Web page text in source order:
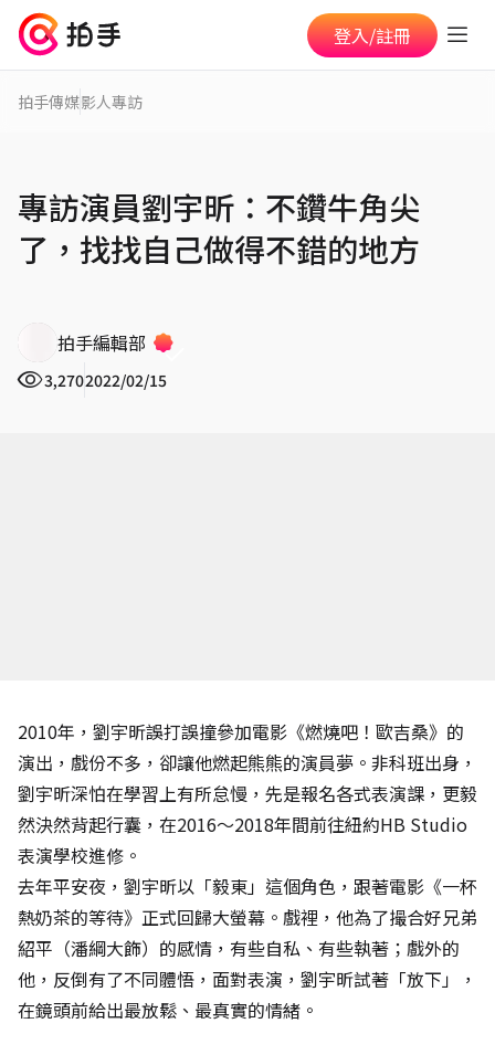
登入/註冊
拍手傳媒影人專訪
專訪演員劉宇昕：不鑽牛角尖
了，找找自己做得不錯的地方
拍手編輯部
3,2702022/02/15
2010年，劉宇昕誤打誤撞參加電影《燃燒吧！歐吉桑》的
演出，戲份不多，卻讓他燃起熊熊的演員夢。非科班出身，
劉宇昕深怕在學習上有所怠慢，先是報名各式表演課，更毅
然決然背起行囊，在2016～2018年間前往紐約HB Studio
表演學校進修。
去年平安夜，劉宇昕以「毅東」這個角色，跟著電影《一杯
熱奶茶的等待》正式回歸大螢幕。戲裡，他為了撮合好兄弟
紹平（潘綱大飾）的感情，有些自私、有些執著；戲外的
他，反倒有了不同體悟，面對表演，劉宇昕試著「放下」，
在鏡頭前給出最放鬆、最真實的情緒。